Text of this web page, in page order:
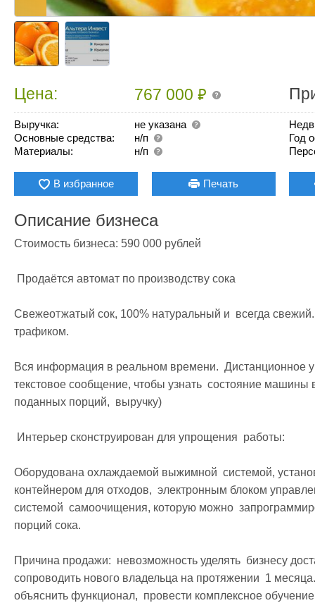
Цена: 767 000₽
Выручка:
не указана
Основные средства:
н/п
Материалы:
н/п
Год
В избранное Печать
Описание бизнеса
Стоимость бизнеса: 590 000 рублей
Свежеотжатый сок, 100% натуральный и  всегда
трафиком.
Вся информация в реальном времени.  Дистанционное
текстовое сообщение, чтобы узнать  состояние машины
поданных порций,  выручку)
Оборудована охлаждаемой выжимной  системой,
контейнером для отходов,  электронным блоком
системой  самоочищения, которую можно
порций сока.
Причина продажи:  невозможность уделять  бизнесу
сопроводить нового владельца на протяжении  1
объяснить функционал,  провести комплексное